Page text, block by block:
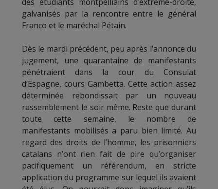
galvanisés par la rencontre entre le général
Franco et le maréchal Pétain.
Dès le mardi précédent, peu après l’annonce du
jugement, une quarantaine de manifestants
pénétraient dans la cour du Consulat
d’Espagne, cours Gambetta. Cette action assez
déterminée rebondissait par un nouveau
rassemblement le soir même. Reste que durant
toute cette semaine, le nombre de
manifestants mobilisés a paru bien limité. Au
regard des droits de l’homme, les prisonniers
catalans n’ont rien fait de pire qu’organiser
pacifiquement un référendum, en stricte
application du programme sur lequel ils avaient